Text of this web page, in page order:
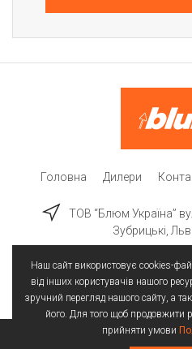
Головна Дилери
ТОВ “Блюм Україна”
Зубрицькі,
Наш сайт використовує cookies-
від інших користувачів нашого
зручний перегляд нашого сайту, а
його. Для того щоб продовжити
прийняти умови